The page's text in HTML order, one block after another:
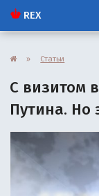
REX
» Статьи
С визитом
Путина. Но